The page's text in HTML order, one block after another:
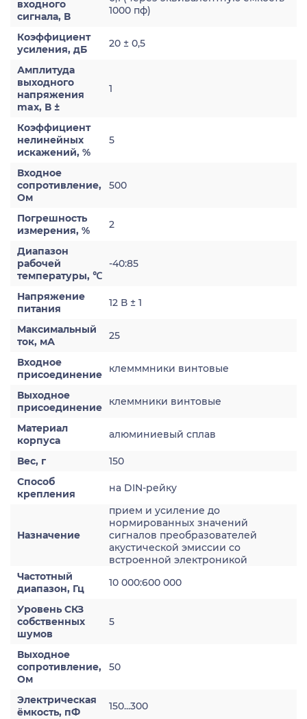
входного
сигнала, В
1000 пф)
Коэффициент
усиления, дБ
20 ± 0,5
Амплитуда
выходного
напряжения
max, В ±
1
Коэффициент
нелинейных
искажений, %
5
Входное
сопротивление,
Ом
500
Погрешность
измерения, %
2
Диапазон
рабочей
температуры, ℃
-40:85
Напряжение
питания
12 В ± 1
Максимальный
ток, мА
25
Входное
присоединение
клемммники винтовые
Выходное
присоединение
клеммники винтовые
Материал
корпуса
алюминиевый сплав
Вес, г
150
Способ
крепления
на DIN-рейку
Назначение
прием и усиление до
нормированных значений
сигналов преобразователей
акустической эмиссии со
встроенной электроникой
Частотный
диапазон, Гц
10 000:600 000
Уровень СКЗ
собственных
шумов
5
Выходное
сопротивление,
Ом
50
Электрическая
ёмкость, пФ
150...300